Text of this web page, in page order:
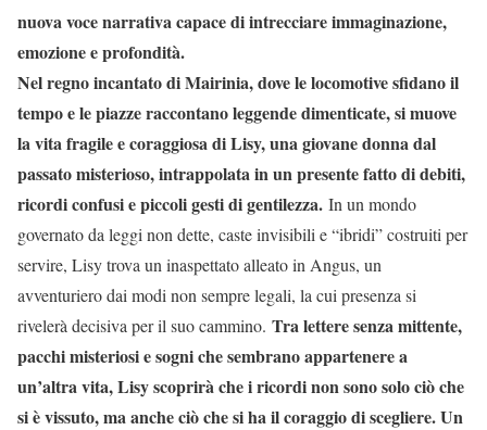
nuova voce narrativa capace di intrecciare immaginazione,
emozione e profondità.
Nel regno incantato di Mairinia, dove le locomotive sfidano il
tempo e le piazze raccontano leggende dimenticate, si muove
la vita fragile e coraggiosa di Lisy, una giovane donna dal
passato misterioso, intrappolata in un presente fatto di debiti,
ricordi confusi e piccoli gesti di gentilezza. In un mondo
governato da leggi non dette, caste invisibili e “ibridi” costruiti per
servire, Lisy trova un inaspettato alleato in Angus, un
avventuriero dai modi non sempre legali, la cui presenza si
rivelerà decisiva per il suo cammino. Tra lettere senza mittente,
pacchi misteriosi e sogni che sembrano appartenere a
un’altra vita, Lisy scoprirà che i ricordi non sono solo ciò che
si è vissuto, ma anche ciò che si ha il coraggio di scegliere. Un